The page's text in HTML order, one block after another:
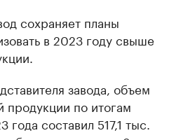
сохраняет планы
в 2023 году свыше
завода, объем
продукции по итогам
года составил 517,1 тыс.